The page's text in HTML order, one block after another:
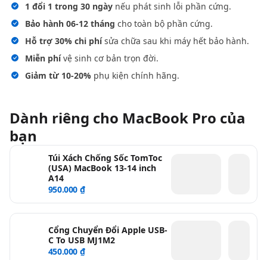
1 đổi 1 trong 30 ngày nếu phát sinh lỗi phần cứng.
Bảo hành 06-12 tháng cho toàn bộ phần cứng.
Hỗ trợ 30% chi phísửa chữa sau khi máy hết bảo hành.
Miễn phívệ sinh cơ bản trọn đời.
Giảm từ 10-20% phụ kiện chính hãng.
Dành riêng cho MacBook Pro của
bạn
Túi Xách Chống Sốc TomToc
(USA) MacBook 13-14 inch
A14
950.000 ₫
Cổng Chuyển Đổi Apple USB-
C To USB MJ1M2
450.000 ₫